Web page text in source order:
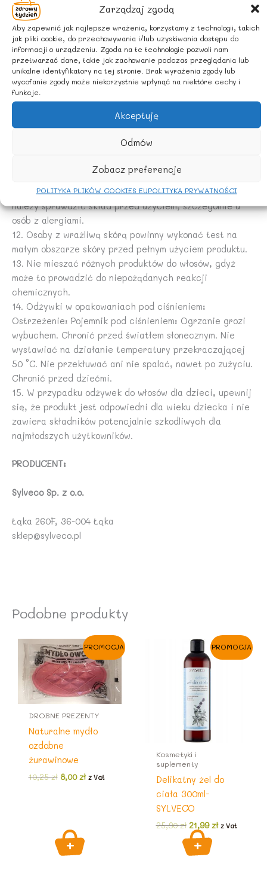
Zarządzaj zgodą
Aby zapewnić jak najlepsze wrażenia, korzystamy z technologii, takich
jak pliki cookie, do przechowywania i/lub uzyskiwania dostępu do
informacji o urządzeniu. Zgoda na te technologie pozwoli nam
przetwarzać dane, takie jak zachowanie podczas przeglądania lub
unikalne identyfikatory na tej stronie. Brak wyrażenia zgody lub
wycofanie zgody może niekorzystnie wpłynąć na niektóre cechy i
funkcje.
Akceptuję
Odmów
Zobacz preferencje
POLITYKA PLIKÓW COOKIES EUPOLITYKA PRYWATNOŚCI
5. W przypadku wystąpienia podrażnienia lub alergii,
natychmiast przerwać stosowanie.
6. Chronić przed wysoką temperaturą i bezpośrednim
działaniem promieni słonecznych.
7. Upewnić się, że opakowanie jest szczelnie zamknięte
po każdym użyciu, aby uniknąć wyschnięcia lub
zanieczyszczenia produktu.
8. Nie używać produktu po upływie terminu ważności.
9. Dokładnie spłukać włosy po użyciu odżywki, aby
10. W przypadku odżywek w sprayu, unikać rozpylania w
pobliżu otwartego ognia lub źródeł ciepła.
11. Jeżeli produkt zawiera składniki, które mogą
powodować reakcje alergiczne (np. orzechy, miód),
należy sprawdzić skład przed użyciem, szczególnie u
osób z alergiami.
12. Osoby z wrażliwą skórą powinny wykonać test na
małym obszarze skóry przed pełnym użyciem produktu.
13. Nie mieszać różnych produktów do włosów, gdyż
może to prowadzić do niepożądanych reakcji
chemicznych.
14. Odżywki w opakowaniach pod ciśnieniem:
Ostrzeżenie: Pojemnik pod ciśnieniem: Ogrzanie grozi
wybuchem. Chronić przed światłem słonecznym. Nie
wystawiać na działanie temperatury przekraczającej
50 °C. Nie przekłuwać ani nie spalać, nawet po zużyciu.
Chronić przed dziećmi.
15. W przypadku odżywek do włosów dla dzieci, upewnij
się, że produkt jest odpowiedni dla wieku dziecka i nie
zawiera składników potencjalnie szkodliwych dla
najmłodszych użytkowników.
PRODUCENT:
Sylveco Sp. z o.o.
Łąka 260F, 36-004 Łąka
sklep@sylveco.pl
Podobne produkty
PROMOCJA
DROBNE PREZENTY
Naturalne mydło
ozdobne
żurawinowe
10,25zł Pierwotna
8,00złAktualna
z Vat
PROMOCJA
Kosmetyki i
suplementy
Delikatny żel do
ciała 300ml-
SYLVECO
25,30zł Pierwotna
cena
wynosiła:
25,30 zł.
21,99złAktualna
z Vat